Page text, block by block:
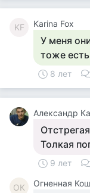
KF Karina Fox
У меня
тоже
8 лет
Александр
Толкая
9 лет
ОК Огненная